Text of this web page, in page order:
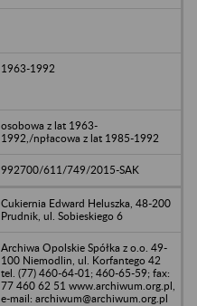
1963-1992
osobowa z lat 1963-
1992,/npłacowa z lat 1985-1992
992700/611/749/2015-SAK
Cukiernia Edward Heluszka, 48-200
Prudnik, ul. Sobieskiego 6
Archiwa Opolskie Spółka z o.o. 49-
100 Niemodlin, ul. Korfantego 42
tel. (77) 460-64-01; 460-65-59; fax:
77 460 62 51 www.archiwum.org.pl,
e-mail: archiwum@archiwum.org.pl